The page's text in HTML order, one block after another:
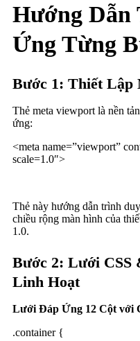
Hướng
Ứng Từng
Bước 1: Thiết Lập
Thẻ meta viewport là nền
ứng:
<meta name=”viewport”
scale=1.0″>
Thẻ này hướng dẫn trình
chiều rộng màn hình của
1.0.
Bước 2: Lưới CSS
Linh Hoạt
Lưới Đáp Ứng 12 Cột với
.container {